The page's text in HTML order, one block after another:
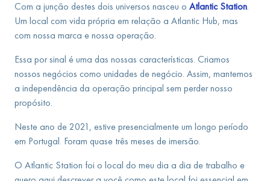
Com a junção destes dois universos nasceu o Atlantic Station.
Um local com vida própria em relação a Atlantic Hub, mas
com nossa marca e nossa operação.
Essa por sinal é uma das nossas características. Criamos
nossos negócios como unidades de negócio. Assim, mantemos
a independência da operação principal sem perder nosso
propósito.
Neste ano de 2021, estive presencialmente um longo período
em Portugal. Foram quase três meses de imersão.
O Atlantic Station foi o local do meu dia a dia de trabalho e